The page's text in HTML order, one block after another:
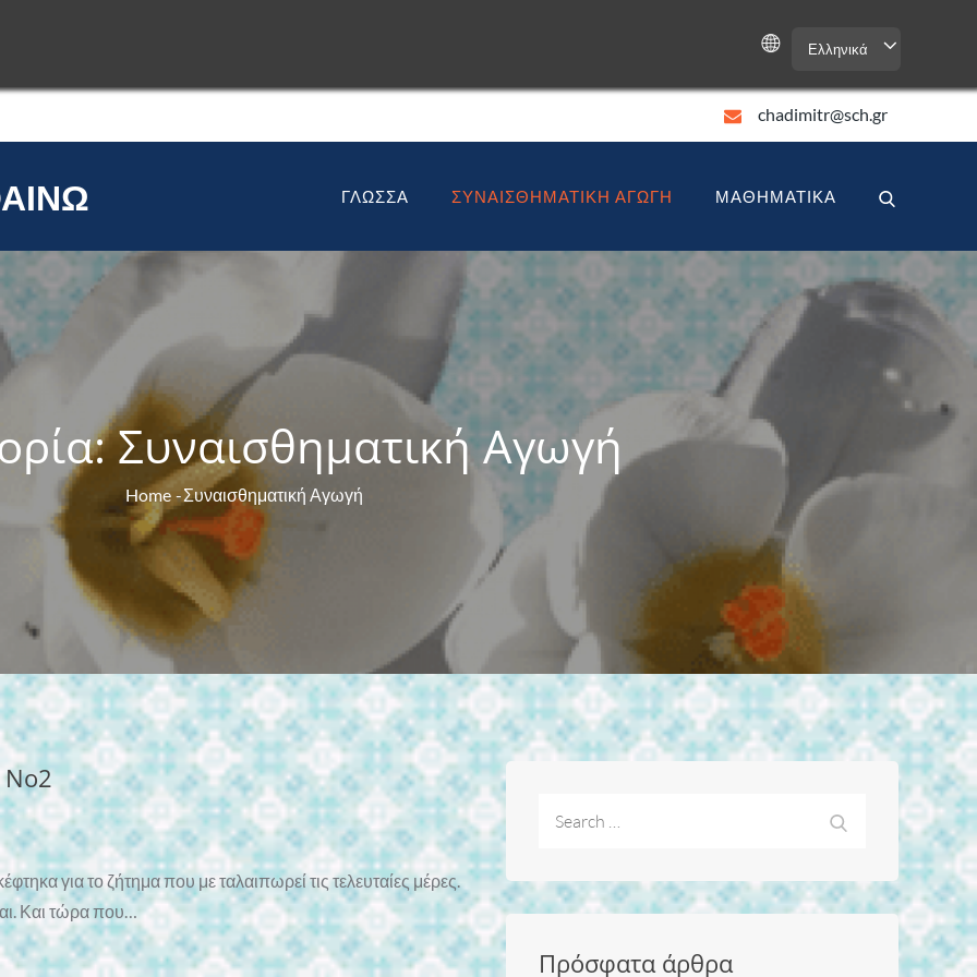
Ελληνικά
chadimitr@sch.gr
ΓΛΏΣΣΑ ΣΥΝΑΙΣΘΗΜΑΤΙΚΉ ΑΓΩΓΉ ΜΑΘΗΜΑΤΙΚΆ
Συναισθηματική Αγωγή
Home Συναισθηματική Αγωγή
Νο2
για το ζήτημα που με ταλαιπωρεί τις τελευταίες μέρες.
Και τώρα που…
Πρόσφατα άρθρα